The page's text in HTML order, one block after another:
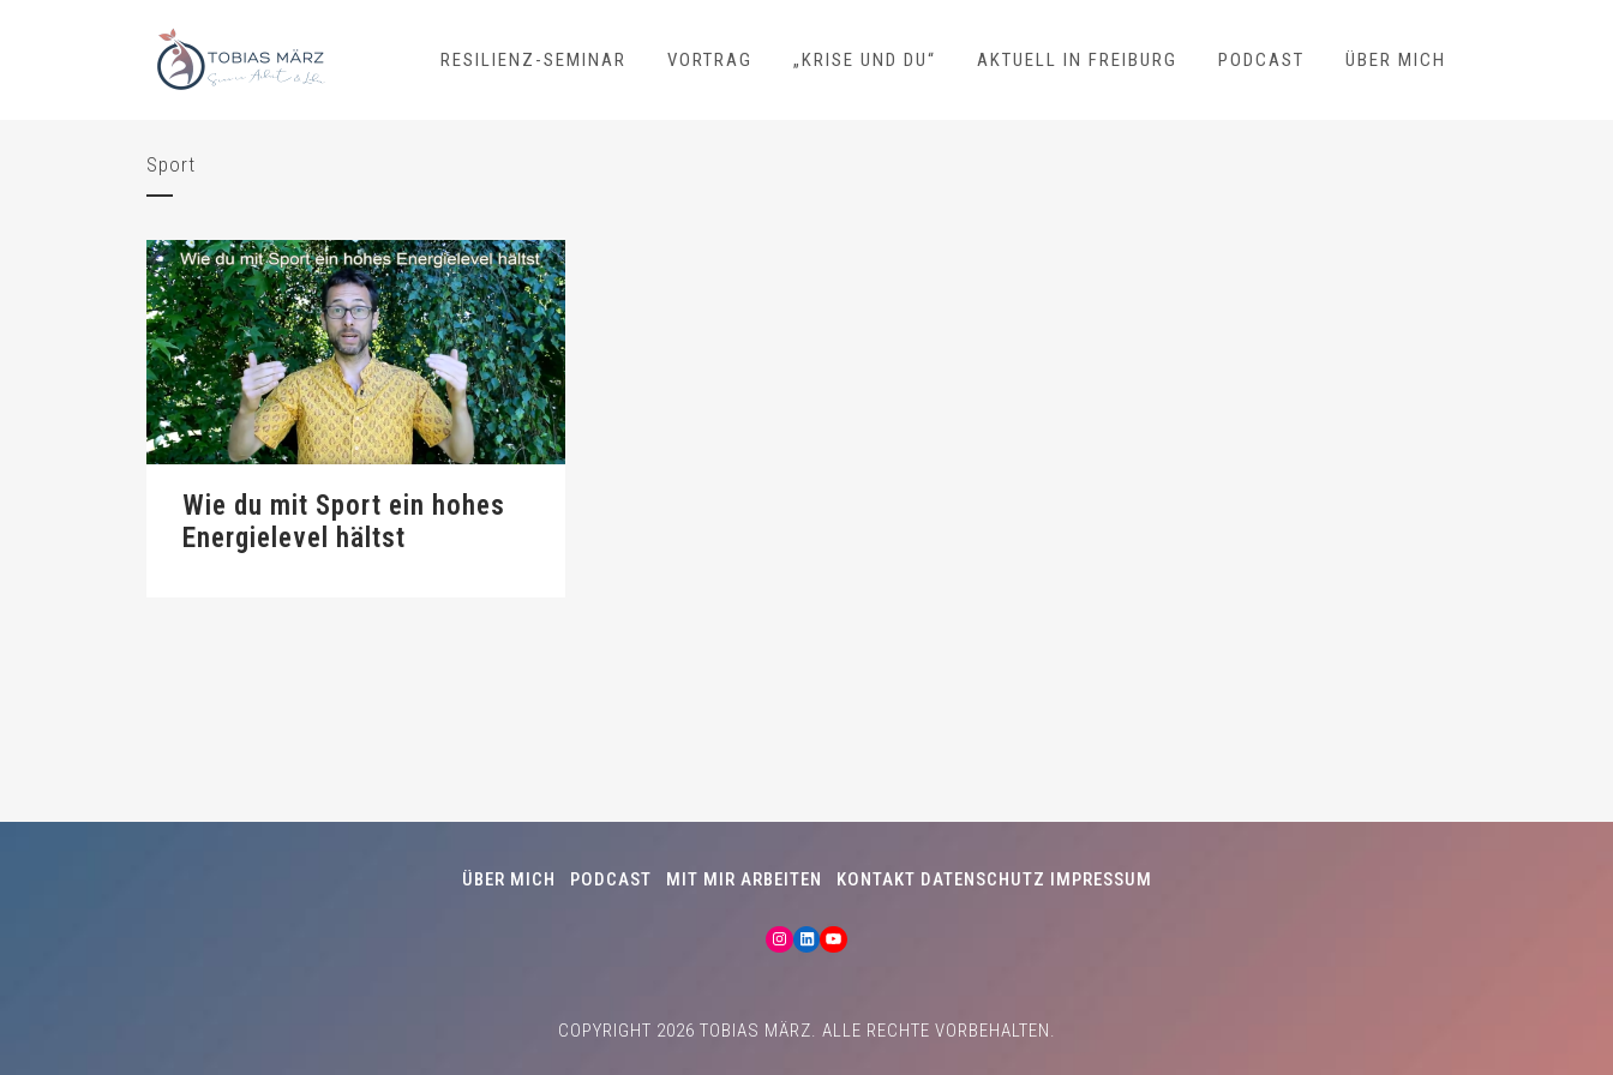
RESILIENZ-SEMINAR VORTRAG „KRISE UND DU“ AKTUELL IN FREIBURG PODCAST ÜBER MICH
Sport
Wie du mit Sport ein hohes
Energielevel hältst
ÜBER MICH PODCAST MIT MIR ARBEITEN KONTAKT DATENSCHUTZ IMPRESSUM
INSTAGRAM
LINKEDIN
YOUTUBE
COPYRIGHT 2026 TOBIAS MÄRZ. ALLE RECHTE VORBEHALTEN.